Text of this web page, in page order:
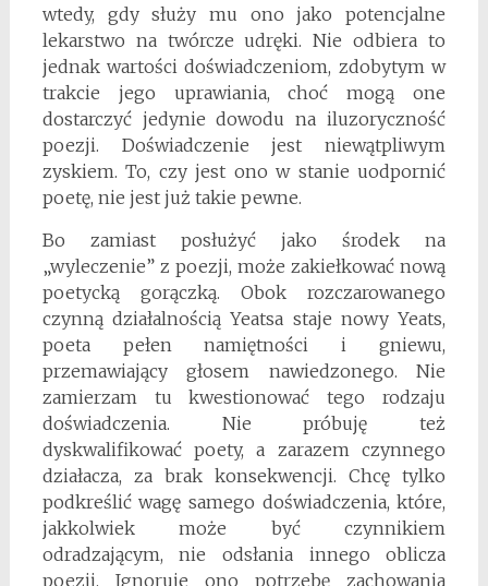
wtedy, gdy służy mu ono jako potencjalne
lekarstwo na twórcze udręki. Nie odbiera to
jednak wartości doświadczeniom, zdobytym w
trakcie jego uprawiania, choć mogą one
dostarczyć jedynie dowodu na iluzoryczność
poezji. Doświadczenie jest niewątpliwym
zyskiem. To, czy jest ono w stanie uodpornić
poetę, nie jest już takie pewne.
Bo zamiast posłużyć jako środek na
„wyleczenie” z poezji, może zakiełkować nową
poetycką gorączką. Obok rozczarowanego
czynną działalnością Yeatsa staje nowy Yeats,
poeta pełen namiętności i gniewu,
przemawiający głosem nawiedzonego. Nie
zamierzam tu kwestionować tego rodzaju
doświadczenia. Nie próbuję też
dyskwalifikować poety, a zarazem czynnego
działacza, za brak konsekwencji. Chcę tylko
podkreślić wagę samego doświadczenia, które,
jakkolwiek może być czynnikiem
odradzającym, nie odsłania innego oblicza
poezji. Ignoruje ono potrzebę zachowania